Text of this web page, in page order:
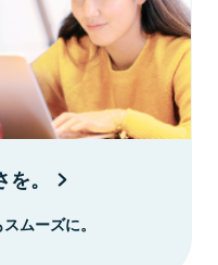
。
ムーズに。